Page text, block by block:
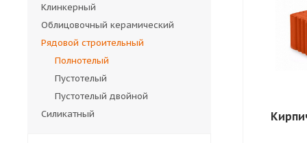
Клинкерный
Облицовочный керамический
Рядовой строительный
Полнотелый
Пустотелый
Пустотелый двойной
Силикатный